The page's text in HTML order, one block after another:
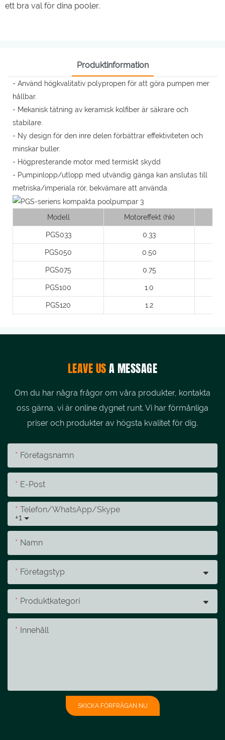
ett bra val för dina pooler.
Produktinformation
- Använd högkvalitativ polypropen för att göra pumpen mer
hållbar.
- Mekanisk tätning av keramisk kolfiber är säkrare och
stabilare.
- Ny design för den inre delen förbättrar effektiviteten och
minskar buller.
- Högpresterande motor med termiskt skydd
- Pumpinlopp/utlopp med utvändig gänga kan anslutas till
metriska/imperiala rör, bekvämare att använda.
Modell Motoreffekt (hk)
PGS033 0.33
PGS050 0.50
PGS075 0.75
PGS100 1.0
PGS120 1.2
LEAVE USA MESSAGE
Om du har några frågor om våra produkter, kontakta
oss gärna, vi är online dygnet runt. Vi har förmånliga
priser och produkter av högsta kvalitet för dig.
Företagsnamn
E-Post
+1
Telefon/whatsApp/skype
Namn
Företagstyp
Produktkategori
Innehåll
SKICKA FÖRFRÅGAN NU